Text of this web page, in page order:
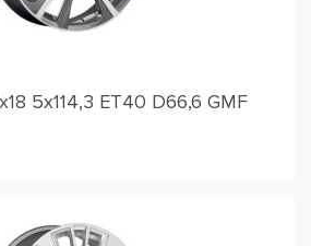
5x114,3 ET40 D66,6 GMF